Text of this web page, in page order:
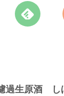
過生原酒 し